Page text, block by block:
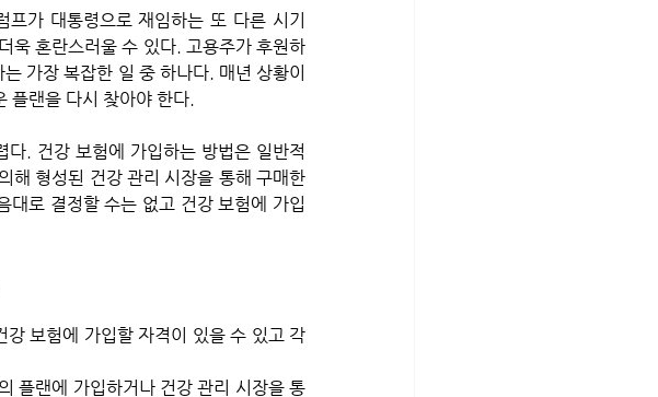
프가 대통령으로 재임하는 또 다른 시기
혼란스러울 수 있다. 고용주가 후원하
가장 복잡한 일 중 하나다. 매년 상황이
플랜을 다시 찾아야 한다.
. 건강 보험에 가입하는 방법은 일반적
해 형성된 건강 관리 시장을 통해 구매한
대로 결정할 수는 없고 건강 보험에 가입
보험에 가입할 자격이 있을 수 있고 각
플랜에 가입하거나 건강 관리 시장을 통